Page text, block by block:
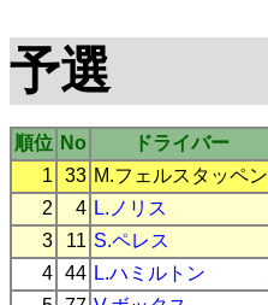
予選
順位 No ドライバー
1
33 M.フェルスタッペン
2
4 L.ノリス
3
11 S.ペレス
4 44 L.ハミルトン